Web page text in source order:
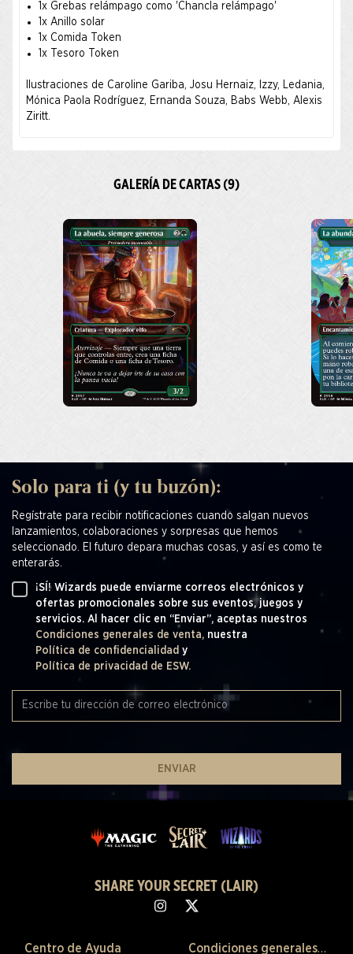
1x Grebas relámpago como 'Chancla relámpago'
1x Anillo solar
1x Comida Token
1x Tesoro Token
Ilustraciones de Caroline Gariba, Josu Hernaiz, Izzy, Ledania,
Mónica Paola Rodríguez, Ernanda Souza, Babs Webb, Alexis
Ziritt.
GALERÍA DE CARTAS (9)
Solo para ti (y tu buzón):
Regístrate para recibir notificaciones cuando salgan nuevos
lanzamientos, colaboraciones y sorpresas que hemos
seleccionado. El futuro depara muchas cosas, y así es como te
enterarás.
¡SÍ! Wizards puede enviarme correos electrónicos y
ofertas promocionales sobre sus eventos, juegos y
servicios. Al hacer clic en “Enviar”, aceptas nuestros
Condiciones generales de venta, nuestra
Política de confidencialidad y
Política de privacidad de ESW.
ENVIAR
SHARE YOUR SECRET (LAIR)
Centro de Ayuda Condiciones generales de venta